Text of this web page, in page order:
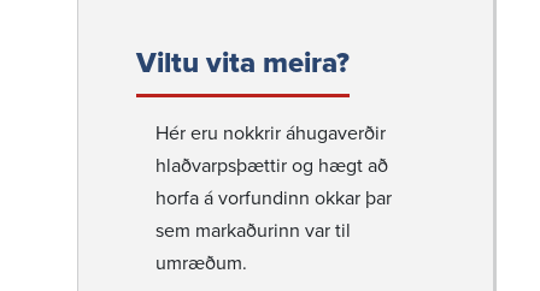
Viltu vita meira?
Hér eru nokkrir áhuga­verðir
hlað­varps­þættir og hægt að
horfa á vorfundinn okkar þar
sem mark­að­urinn var til
umræðum.